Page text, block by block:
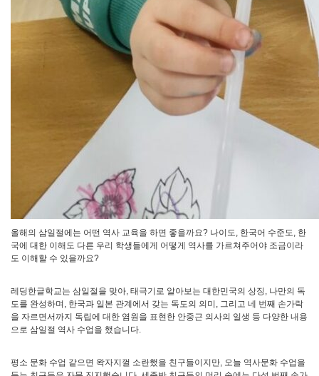
올해의 삼일절에는 어떤 역사 교육을 하면 좋을까요? 나이도, 한국어 수준도, 한
국에 대한 이해도 다른 우리 학생들에게 어떻게 역사를 가르쳐주어야 조금이라
도 이해할 수 있을까요?
레딩한글학교는 삼일절을 맞아, 태극기로 알아보는 대한민국의 상징, 나만의 독
도를 완성하며, 한국과 일본 관계에서 갖는 독도의 의미, 그리고 네 번째 손가락
을 자르면서까지 독립에 대한 염원을 표현한 안중근 의사의 일생 등 다양한 내용
으로 삼일절 역사 수업을 했습니다.
평소 문화 수업 같으면 왁자지껄 소란했을 친구들이지만, 오늘 역사문화 수업을